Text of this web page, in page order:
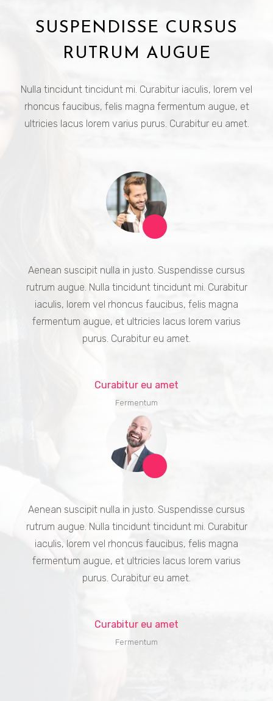
SUSPENDISSE CURSUS
RUTRUM AUGUE
Nulla tincidunt tincidunt mi. Curabitur iaculis, lorem vel
rhoncus faucibus, felis magna fermentum augue, et
ultricies lacus lorem varius purus. Curabitur eu amet.
Aenean suscipit nulla in justo. Suspendisse cursus
rutrum augue. Nulla tincidunt tincidunt mi. Curabitur
iaculis, lorem vel rhoncus faucibus, felis magna
fermentum augue, et ultricies lacus lorem varius
purus. Curabitur eu amet.
Curabitur eu amet
Fermentum
Aenean suscipit nulla in justo. Suspendisse cursus
rutrum augue. Nulla tincidunt tincidunt mi. Curabitur
iaculis, lorem vel rhoncus faucibus, felis magna
fermentum augue, et ultricies lacus lorem varius
purus. Curabitur eu amet.
Curabitur eu amet
Fermentum